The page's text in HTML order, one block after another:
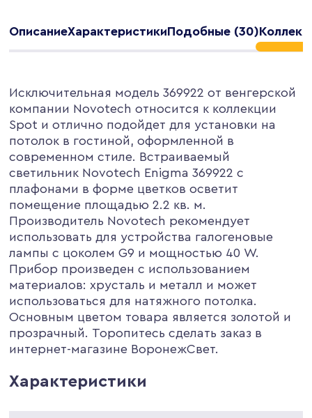
ОписаниеХарактеристикиПодобные (30)
Исключительная модель 369922 от венгерской
компании Novotech относится к коллекции
Spot и отлично подойдет для установки на
потолок в гостиной, оформленной в
современном стиле. Встраиваемый
светильник Novotech Enigma 369922 с
плафонами в форме цветков осветит
помещение площадью 2.2 кв. м.
Производитель Novotech рекомендует
использовать для устройства галогеновые
лампы с цоколем G9 и мощностью 40 W.
Прибор произведен с использованием
материалов: хрусталь и металл и может
использоваться для натяжного потолка.
Основным цветом товара является золотой и
прозрачный. Торопитесь сделать заказ в
интернет-магазине ВоронежСвет.
Характеристики